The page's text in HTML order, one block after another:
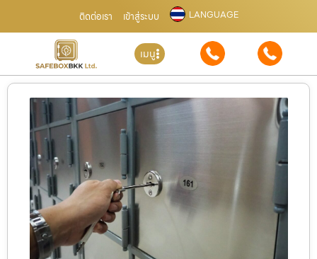
ติดต่อเรา เข้าสู่ระบบ LANGUAGE
เมนู